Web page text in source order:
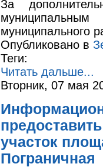
За
муниципального
Опубликовано в
Теги:
Читать дальше...
Вторник, 07 мая
участок
Пограничная